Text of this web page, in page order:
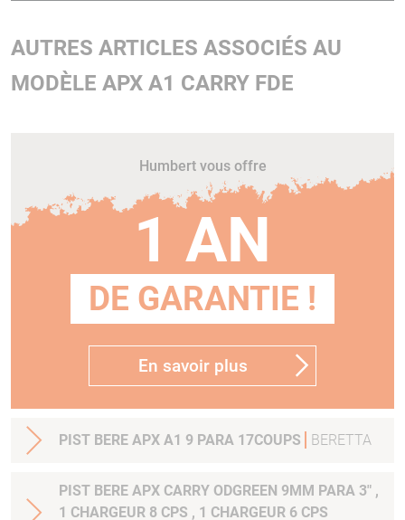
AUTRES ARTICLES ASSOCIÉS AU
MODÈLE APX A1 CARRY FDE
Humbert vous offre
1 AN
DE GARANTIE !
En savoir plus
PIST BERE APX A1 9 PARA 17COUPS BERETTA
PIST BERE APX CARRY ODGREEN 9MM PARA 3" ,
1 CHARGEUR 8 CPS , 1 CHARGEUR 6 CPS